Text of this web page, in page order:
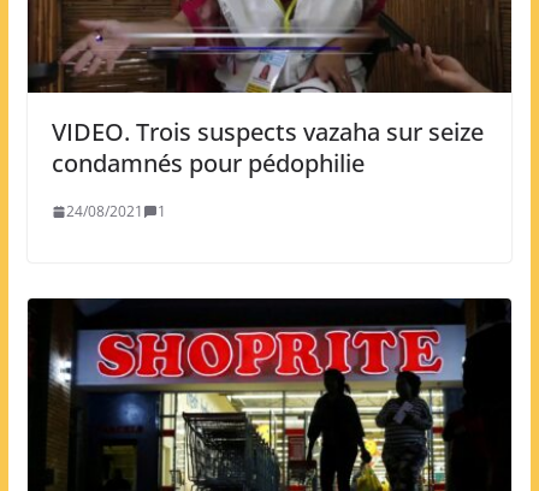
VIDEO. Trois suspects vazaha sur seize
condamnés pour pédophilie
24/08/2021 1